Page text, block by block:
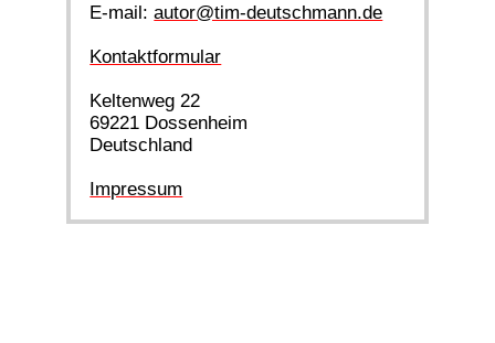
E-mail:autor@tim-deutschmann.de
Kontaktformular
Keltenweg 22
69221 Dossenheim
Deutschland
Impressum